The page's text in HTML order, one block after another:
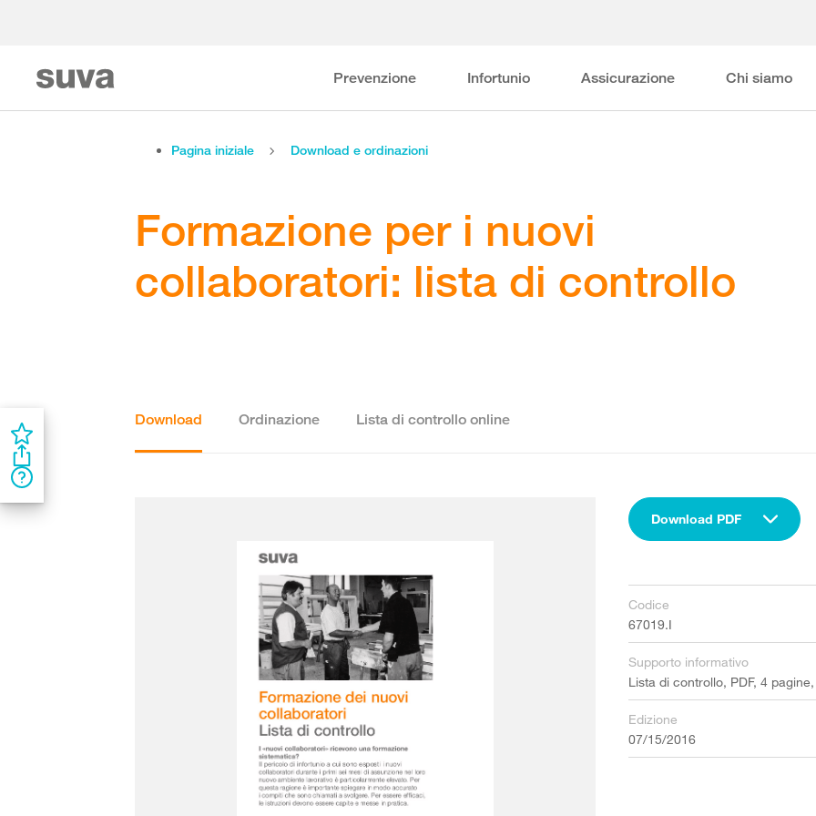
Prevenzione Infortunio Assicurazione Chi siamo
Pagina iniziale Download e ordinazioni
Formazione per i nuovi
collaboratori: lista di controllo
Download Ordinazione Lista di controllo online
Download PDF
Codice
67019.I
Supporto informativo
Lista di controllo, PDF, 4
Edizione
07/15/2016